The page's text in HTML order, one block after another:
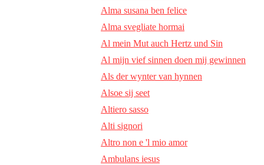
Alma susana ben felice
Alma svegliate hormai
Al mein Mut auch Hertz und Sin
Al mijn vief sinnen doen mij gewinnen
Als der wynter van hynnen
Alsoe sij seet
Altiero sasso
Alti signori
Altro non e 'l mio amor
Ambulans iesus